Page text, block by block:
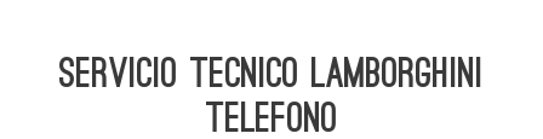
Servicio Tecnico Lamborghini
telefono